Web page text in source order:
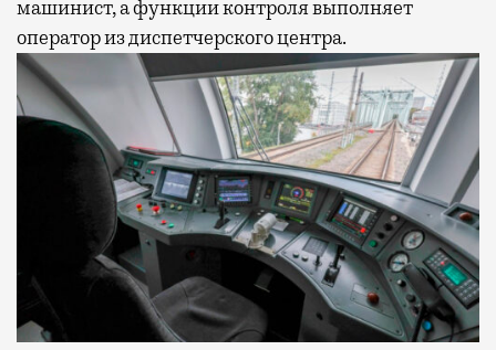
машинист, а функции контроля выполняет
оператор из диспетчерского центра.